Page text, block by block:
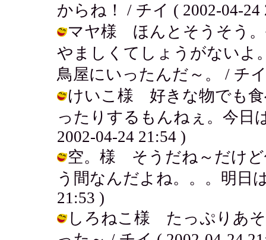
からね！ / チイ ( 2002-04-24
マヤ様 ほんとそうそう
やましくてしょうがないよ
鳥屋にいったんだ～。 / チ
けいこ様 好きな物でも食
ったりするもんねぇ。今日
2002-04-24 21:54 )
空。様 そうだね～だけど
う間なんだよね。。。明日
21:53 )
しろねこ様 たっぷりあ